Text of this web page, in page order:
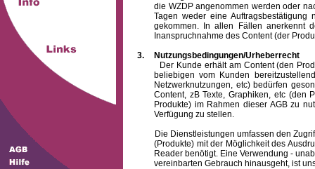
die WZDP angenommen werden oder
Tagen weder eine
gekommen. In allen Fällen anerkennt
Inanspruchnahme des Content (der
3.
Nutzungsbedingungen/Urheberrecht
Der Kunde erhält am Content (den
beliebigen vom Kunden
Netzwerknutzungen, etc) bedürfen
Content, zB Texte, Graphiken, etc (den
Produkte) im Rahmen dieser AGB zu
Verfügung zu stellen.
Die Dienstleistungen umfassen den Zugriff
(Produkte) mit der Möglichkeit des
Reader benötigt. Eine Verwendung -
vereinbarten Gebrauch hinausgeht, ist